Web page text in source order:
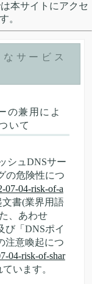
は本サイトにアクセ
。
なサービス
の兼用によ
いて
シュDNSサー
の危険性につ
07-04-risk-of-a
書(業界用語
、あわせ
び「DNSポイ
注意喚起につ
04-risk-of-shar
います。